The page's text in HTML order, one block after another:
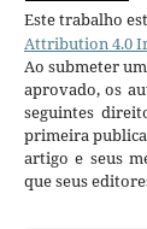
Este trabalho
Attribution 4.0
Ao submeter
aprovado, os
seguintes
primeira
artigo e seus
que seus